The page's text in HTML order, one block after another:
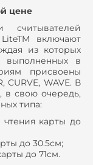
цене
считывателей
включают
из которых
выполненных в
присвоены
CURVE, WAVE. В
в свою очередь,
типа:
карты до
до 30.5см;
до 71см.